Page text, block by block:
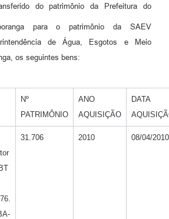
do patrimônio da Prefeitura do
para o patrimônio da SAEV
de Água, Esgotos e Meio
os seguintes bens:
Nº
PATRIMÔNIO
ANO
AQUISIÇÃO
DATA
31.706 2010 08/04/2010